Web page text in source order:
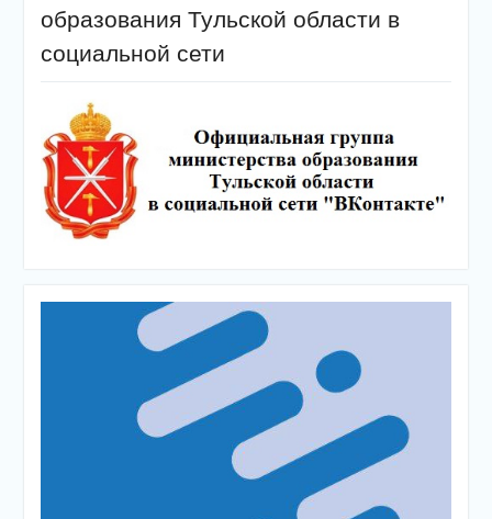
образования Тульской области в
социальной сети